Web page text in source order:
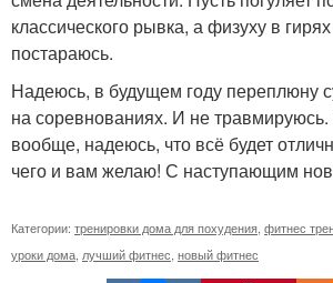
классического рывка, а физуху в
постараюсь.
Надеюсь, в будущем году переплюну
на соревнованиях. И не
вообще, надеюсь, что всё будет
чего и вам желаю! С наступающим
Категории: тренировки дома для похудения фитнес
уроки дома лучший фитнес новый фитнес